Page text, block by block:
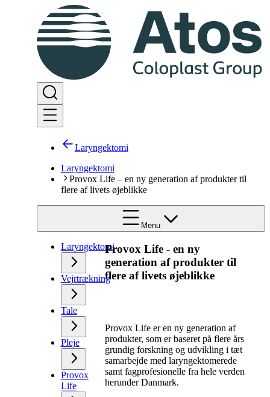
Laryngektomi
Laryngektomi
Provox Life – en ny generation af produkter til
flere af livets øjeblikke
Menu
Laryngektomi
Vejrtrækning
Tale
Pleje
Provox
Life
Provox Life - en ny
generation af produkter til
flere af livets øjeblikke
Provox Life er en ny generation af
produkter, som er baseret på flere års
grundig forskning og udvikling i tæt
samarbejde med laryngektomerede
samt fagprofesionelle fra hele verden
herunder Danmark.